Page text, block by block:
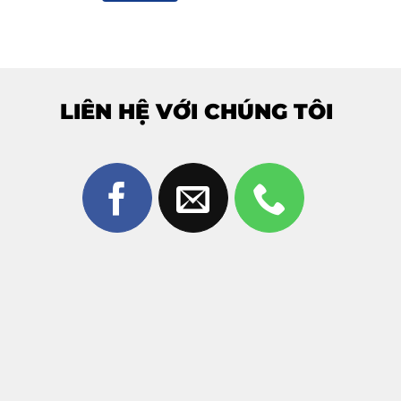
LIÊN HỆ VỚI CHÚNG TÔI